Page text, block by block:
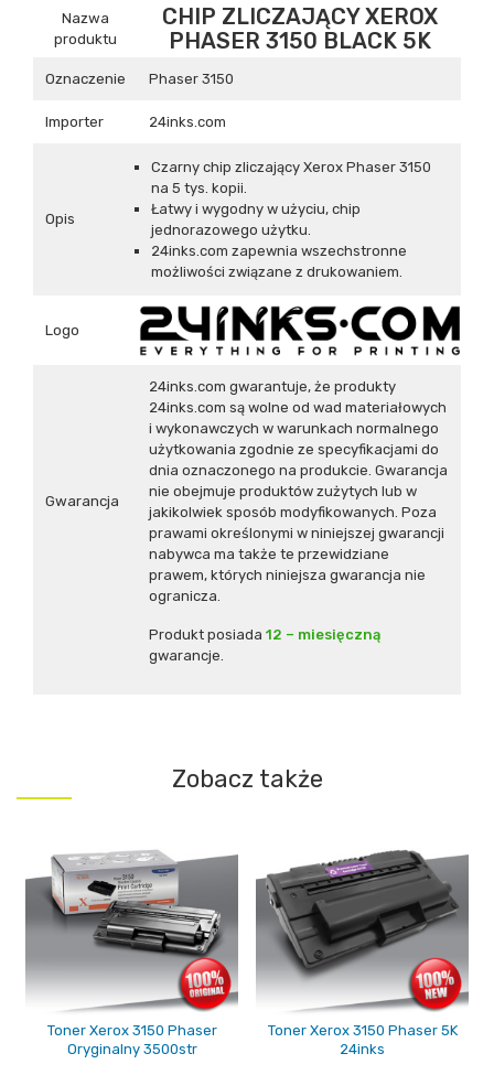
Nazwa
produktu
CHIP ZLICZAJĄCY XEROX
PHASER 3150 BLACK 5K
Oznaczenie Phaser 3150
Importer 24inks.com
Opis
Czarny chip zliczający Xerox Phaser 3150
na 5 tys. kopii.
Łatwy i wygodny w użyciu, chip
jednorazowego użytku.
24inks.com zapewnia wszechstronne
możliwości związane z drukowaniem.
Logo
Gwarancja
24inks.com gwarantuje, że produkty
24inks.com są wolne od wad materiałowych
i wykonawczych w warunkach normalnego
użytkowania zgodnie ze specyfikacjami do
dnia oznaczonego na produkcie. Gwarancja
nie obejmuje produktów zużytych lub w
jakikolwiek sposób modyfikowanych. Poza
prawami określonymi w niniejszej gwarancji
nabywca ma także te przewidziane
prawem, których niniejsza gwarancja nie
ogranicza.
Produkt posiada 12 – miesięczną
gwarancje.
Zobacz także
Toner Xerox 3150 Phaser
Oryginalny 3500str
Toner Xerox 3150 Phaser 5K
24inks